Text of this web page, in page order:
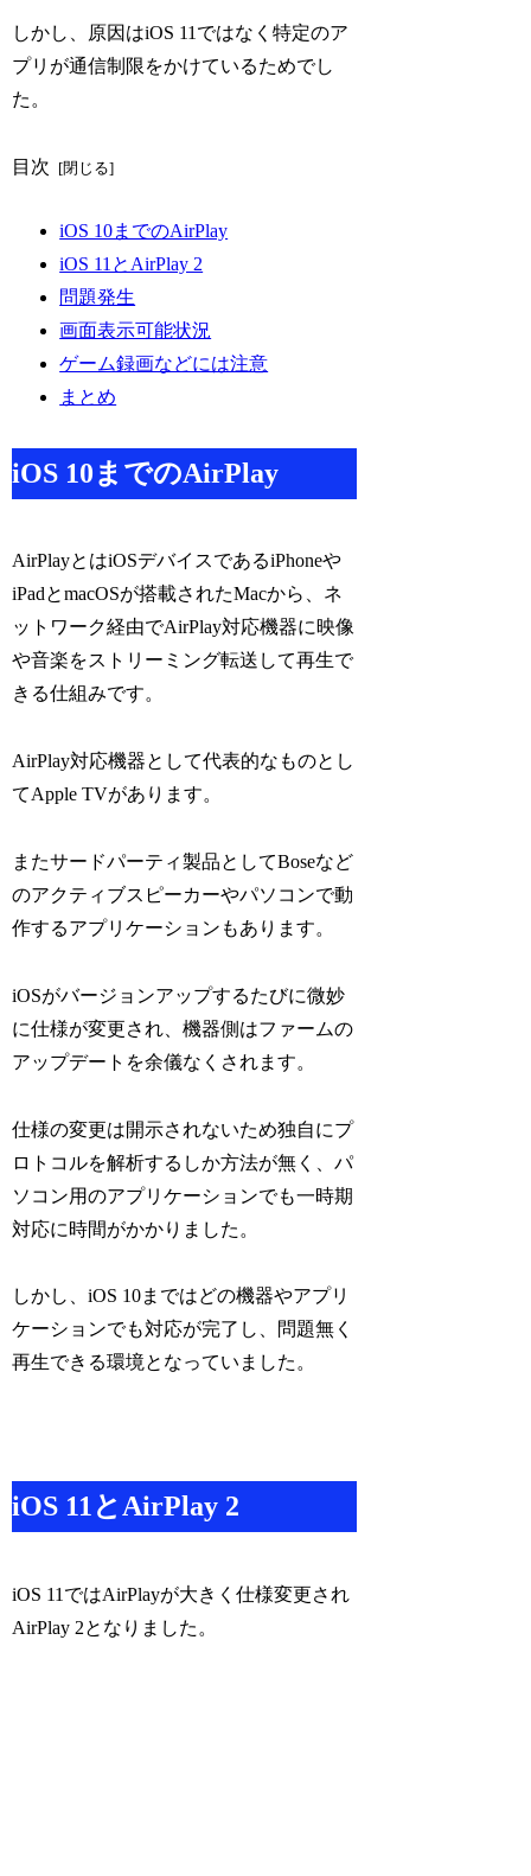
しかし、原因はiOS 11ではなく特定のア
プリが通信制限をかけているためでし
た。
目次
iOS 10までのAirPlay
iOS 11とAirPlay 2
問題発生
画面表示可能状況
ゲーム録画などには注意
まとめ
iOS 10までのAirPlay
AirPlayとはiOSデバイスであるiPhoneや
iPadとmacOSが搭載されたMacから、ネ
ットワーク経由でAirPlay対応機器に映像
や音楽をストリーミング転送して再生で
きる仕組みです。
AirPlay対応機器として代表的なものとし
てApple TVがあります。
またサードパーティ製品としてBoseなど
のアクティブスピーカーやパソコンで動
作するアプリケーションもあります。
iOSがバージョンアップするたびに微妙
に仕様が変更され、機器側はファームの
アップデートを余儀なくされます。
仕様の変更は開示されないため独自にプ
ロトコルを解析するしか方法が無く、パ
ソコン用のアプリケーションでも一時期
対応に時間がかかりました。
しかし、iOS 10まではどの機器やアプリ
ケーションでも対応が完了し、問題無く
再生できる環境となっていました。
iOS 11とAirPlay 2
iOS 11ではAirPlayが大きく仕様変更され
AirPlay 2となりました。